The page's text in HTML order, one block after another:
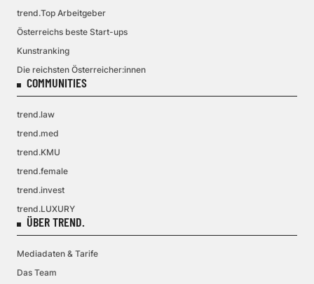
trend.Top Arbeitgeber
Österreichs beste Start-ups
Kunstranking
Die reichsten Österreicher:innen
COMMUNITIES
trend.law
trend.med
trend.KMU
trend.female
trend.invest
trend.LUXURY
ÜBER TREND.
Mediadaten & Tarife
Das Team